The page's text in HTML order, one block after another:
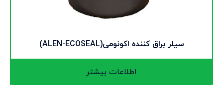
سیلر براق کننده اکونومی(ALEN-ECOSEAL)
اطلاعات بیشتر